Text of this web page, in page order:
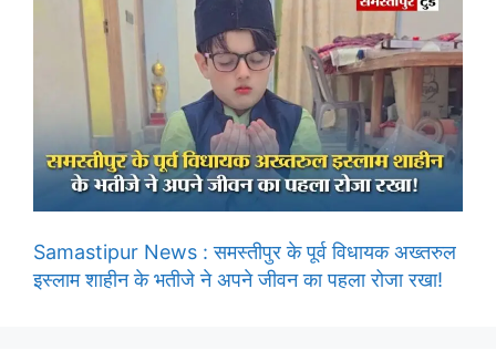
Samastipur News : समस्तीपुर के पूर्व विधायक अख्तरुल
इस्लाम शाहीन के भतीजे ने अपने जीवन का पहला रोजा रखा!